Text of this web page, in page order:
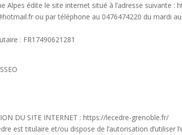
Alpes édite le site internet situé à l’adresse suivante
ou par téléphone au 0476474220 du mardi
: FR17490621281
DU SITE INTERNET : https://lecedre-grenoble.fr/
est titulaire et/ou dispose de l’autorisation d’utiliser